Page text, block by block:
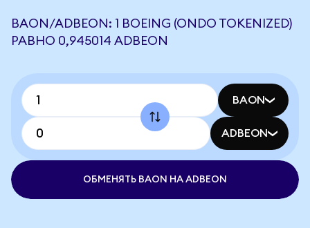
BAON/ADBEON: 1 BOEING (ONDO TOKENIZED)
РАВНО 0,945014 ADBEON
BAON
ADBEON
ОБМЕНЯТЬ BAON НА ADBEON